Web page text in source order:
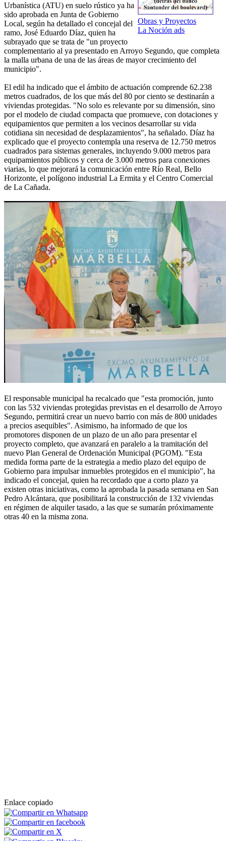
Obras y Proyectos
La Noción ads
Urbanística (ATU) en suelo rústico ya ha
sido aprobada en Junta de Gobierno
Local, según ha detallado el concejal del
ramo, José Eduardo Díaz, quien ha
subrayado que se trata de "un proyecto
complementario al ya presentado en Arroyo Segundo, que completa
la malla urbana de una de las áreas de mayor crecimiento del
municipio".
El edil ha indicado que el ámbito de actuación comprende 62.238
metros cuadrados, de los que más del 80 por ciento se destinarán a
viviendas protegidas. "No solo es relevante por su dimensión, sino
por el modelo de ciudad compacta que promueve, con dotaciones y
equipamientos que permiten a los vecinos desarrollar su vida
cotidiana sin necesidad de desplazamientos", ha señalado. Díaz ha
explicado que el proyecto contempla una reserva de 12.750 metros
cuadrados para sistemas generales, incluyendo 9.000 metros para
equipamientos públicos y cerca de 3.000 metros para conexiones
viarias, lo que mejorará la comunicación entre Río Real, Bello
Horizonte, el polígono industrial La Ermita y el Centro Comercial
de La Cañada.
El responsable municipal ha recalcado que "esta promoción, junto
con las 532 viviendas protegidas previstas en el desarrollo de Arroyo
Segundo, permitirá crear un nuevo barrio con más de 800 unidades
a precios asequibles". Asimismo, ha informado de que los
promotores disponen de un plazo de un año para presentar el
proyecto completo, que avanzará en paralelo a la tramitación del
nuevo Plan General de Ordenación Municipal (PGOM). "Esta
medida forma parte de la estrategia a medio plazo del equipo de
Gobierno para impulsar inmuebles protegidos en el municipio", ha
indicado el concejal, quien ha recordado que a corto plazo ya
existen otras iniciativas, como la aprobada la pasada semana en San
Pedro Alcántara, que posibilitará la construcción de 132 viviendas
en régimen de alquiler tasado, a las que se sumarán próximamente
otras 40 en la misma zona.
Enlace copiado